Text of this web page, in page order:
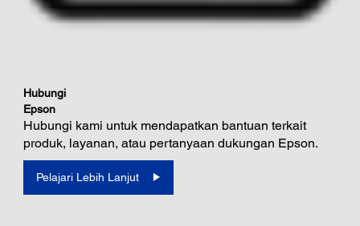
Hubungi
Epson
Hubungi kami untuk mendapatkan bantuan terkait
produk, layanan, atau pertanyaan dukungan Epson.
Pelajari Lebih Lanjut